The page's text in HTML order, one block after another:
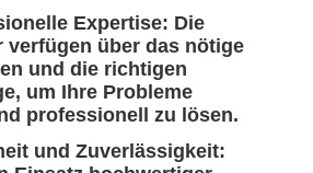
Expertise: Die
verfügen über das nötige
und die richtigen
um Ihre Probleme
professionell zu lösen.
und Zuverlässigkeit: